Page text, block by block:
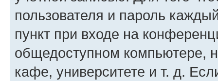
пользователя и пароль
пункт при входе на
общедоступном компьютере,
кафе, университете и т. д.